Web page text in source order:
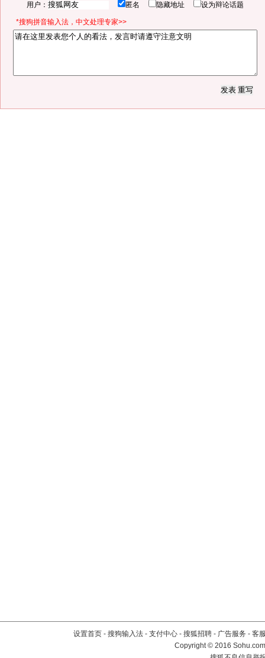
用户： 匿名 隐藏地址 设为辩论话题
*搜狗拼音输入法，中文处理专家>>
设置首页 - 搜狗输入法 - 支付中心 - 搜狐招聘 - 广告服务 - 客
Copyright©2016